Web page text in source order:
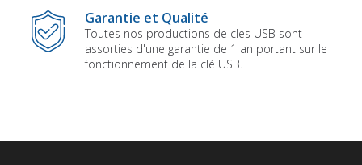
Garantie et Qualité
Toutes nos productions de cles USB sont
assorties d'une garantie de 1 an portant sur le
fonctionnement de la clé USB.